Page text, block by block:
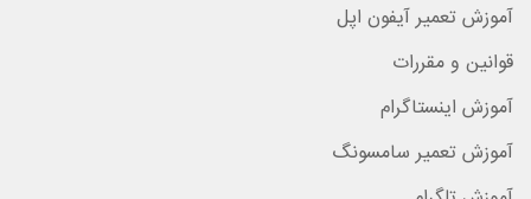
آموزش تعمیر آیفون اپل
قوانین و مقررات
آموزش اینستاگرام
آموزش تعمیر سامسونگ